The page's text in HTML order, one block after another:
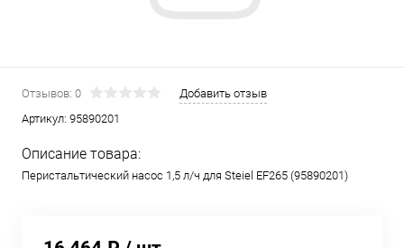
Отзывов: 0
Добавить отзыв
Артикул: 95890201
Описание товара:
Перистальтический насос 1,5 л/ч для Steiel EF265 (95890201)